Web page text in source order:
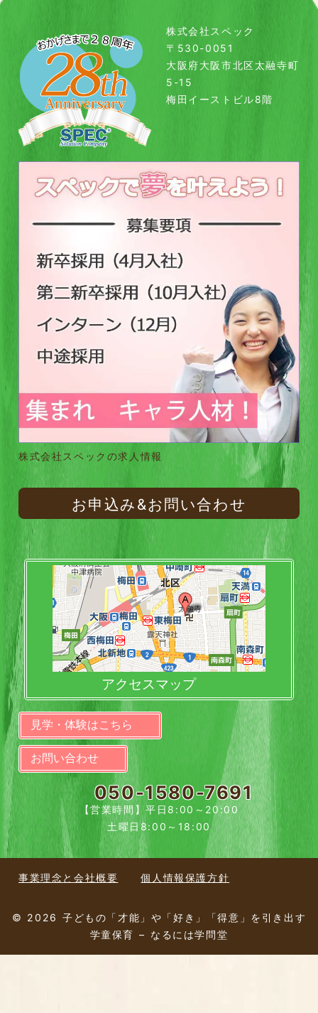
株式会社スペック
〒530-0051
大阪府大阪市北区太融寺町
5-15
梅田イーストビル8階
株式会社スペックの求人情報
お申込み&お問い合わせ
アクセスマップ
見学・体験はこちら
お問い合わせ
050-1580-7691
【営業時間】平日8:00～20:00
土曜日8:00～18:00
事業理念と会社概要 個人情報保護方針
© 2026 子どもの「才能」や「好き」「得意」を引き出す
学童保育 – なるには学問堂